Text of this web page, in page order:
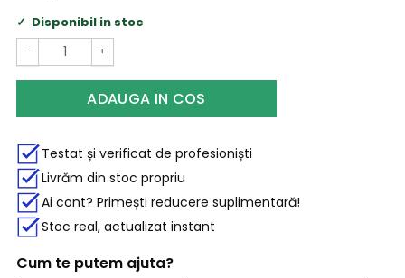
Disponibil in stoc
− +
ADAUGA IN COS
Testat și verificat de profesioniști
Livrăm din stoc propriu
Ai cont? Primești reducere suplimentară!
Stoc real, actualizat instant
Cum te putem ajuta?